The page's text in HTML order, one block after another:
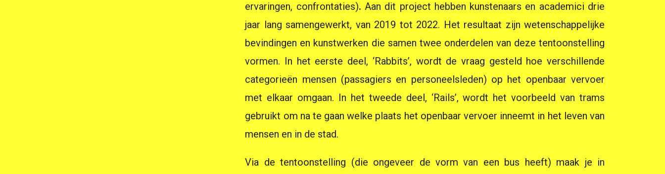
ervaringen, confrontaties). Aan dit project hebben kunstenaars en academici drie
jaar lang samengewerkt, van 2019 tot 2022. Het resultaat zijn wetenschappelijke
bevindingen en kunstwerken die samen twee onderdelen van deze tentoonstelling
vormen. In het eerste deel, ‘Rabbits’, wordt de vraag gesteld hoe verschillende
categorieën mensen (passagiers en personeelsleden) op het openbaar vervoer
met elkaar omgaan. In het tweede deel, ‘Rails’, wordt het voorbeeld van trams
gebruikt om na te gaan welke plaats het openbaar vervoer inneemt in het leven van
mensen en in de stad.
Via de tentoonstelling (die ongeveer de vorm van een bus heeft) maak je in